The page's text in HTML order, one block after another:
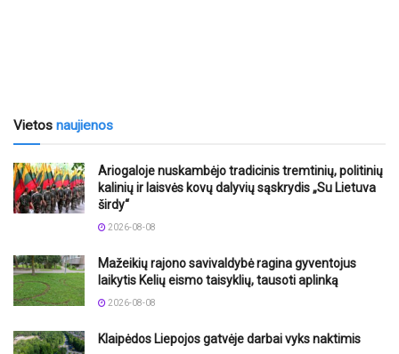
Vietos naujienos
Ariogaloje nuskambėjo tradicinis tremtinių, politinių
kalinių ir laisvės kovų dalyvių sąskrydis „Su Lietuva
širdy“
2026-08-08
Mažeikių rajono savivaldybė ragina gyventojus
laikytis Kelių eismo taisyklių, tausoti aplinką
2026-08-08
Klaipėdos Liepojos gatvėje darbai vyks naktimis